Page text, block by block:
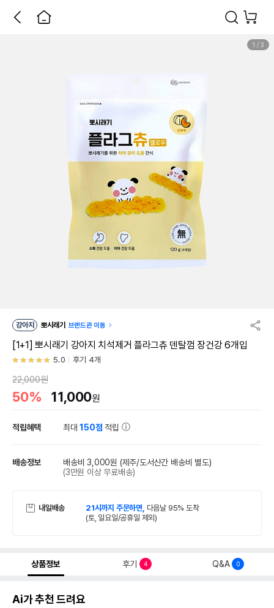
1 / 3
강아지 뽀시래기 브랜드관 이동
[1+1] 뽀시래기 강아지 치석제거 플라그츄 덴탈껌 장건강 6개입
5.0 후기 4개
22,000원
50% 11,000원
적립혜택 최대150점 적립
배송정보 배송비 3,000원 (제주/도서산간 배송비 별도)
(3만원 이상 무료배송)
내일배송 21시까지 주문하면, 다음날 95% 도착
(토, 일요일/공휴일 제외)
상품정보 후기 4 Q&A 0
Ai가 추천 드려요